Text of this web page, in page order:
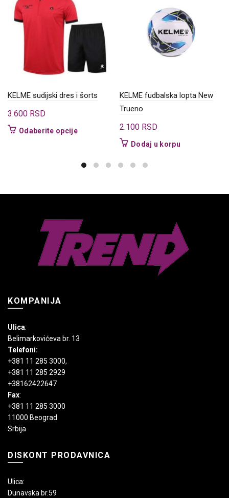
KELME sudijski dres i šorts
3.600 RSD
Odaberite opcijeOvaj
više
izabrane
na
stranici
proizvoda.
KELME fudbalska lopta New
Trueno
2.100 RSD
Dodaj u korpu
KOMPANIJA
Ulica:
Belimarkovićeva br. 13
Telefoni:
+381 11 285 3000,
+381 11 285 2929
+38162422647
Fax:
+381 11 285 3000
11000 Beograd
Srbija
DISKONT PRODAVNICA
Ulica:
Dunavska br.59